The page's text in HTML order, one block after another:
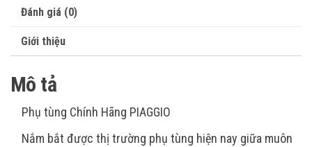
Đánh giá (0)
Giới thiệu
Mô tả
Phụ tùng Chính Hãng PIAGGIO
Nắm bắt được thị trường phụ tùng hiện nay giữa muôn